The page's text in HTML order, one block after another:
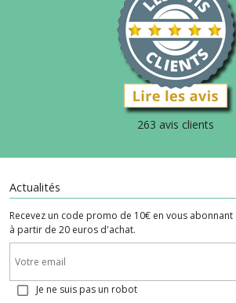
263 avis clients
Actualités
Recevez un code promo de 10€ en vous
à partir de 20 euros d'achat.
Je ne suis pas un robot